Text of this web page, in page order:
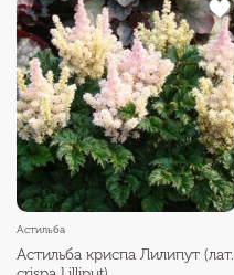
Астильба
Астильба криспа Лилипут (лат.